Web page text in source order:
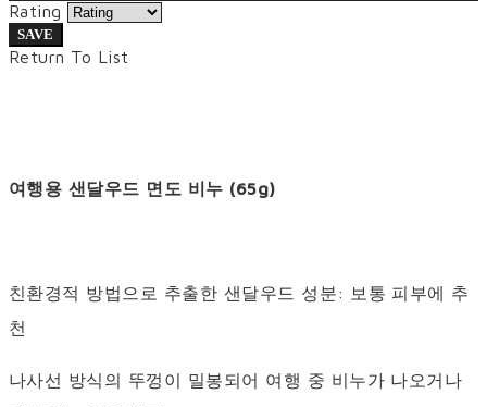
Rating
SAVE
Return To List
여행용 샌달우드 면도 비누 (65g)
친환경적 방법으로 추출한 샌달우드 성분: 보통 피부에 추
천
나사선 방식의 뚜껑이 밀봉되어 여행 중 비누가 나오거나